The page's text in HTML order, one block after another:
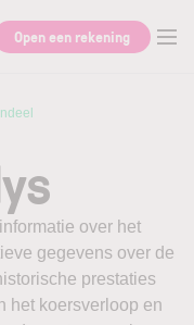
naar informatie
Open een rekening
over het
gegevens over de
prestaties
het koersverloop en